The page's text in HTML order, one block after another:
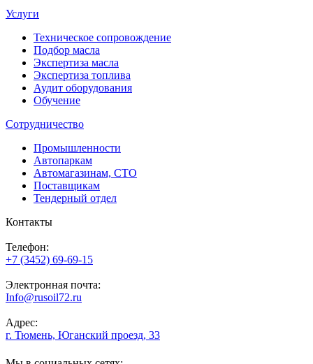
Услуги
Техническое сопровождение
Подбор масла
Экспертиза масла
Экспертиза топлива
Аудит оборудования
Обучение
Сотрудничество
Промышленности
Автопаркам
Автомагазинам, СТО
Поставщикам
Тендерный отдел
Контакты
Телефон:
+7 (3452) 69-69-15
Электронная почта:
Info@rusoil72.ru
Адрес:
г. Тюмень, Юганский проезд, 33